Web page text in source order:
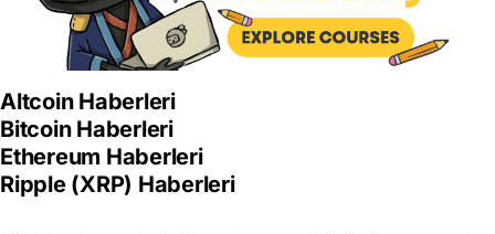
Altcoin Haberleri
Bitcoin Haberleri
Ethereum Haberleri
Ripple (XRP) Haberleri